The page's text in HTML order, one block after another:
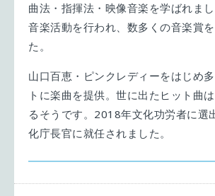
曲法・指揮法・映像音楽を学ばれま
音楽活動を行われ、数多くの音楽賞
た。
山口百恵・ピンクレディーをはじめ
トに楽曲を提供。世に出たヒット曲
るそうです。2018年文化功労者に選
化庁長官に就任されました。